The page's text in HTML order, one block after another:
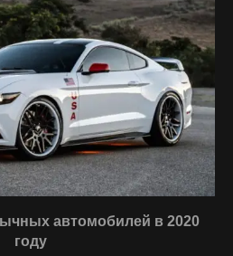
автомобилей в 2020
году